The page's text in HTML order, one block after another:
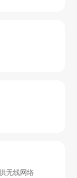
无线网络